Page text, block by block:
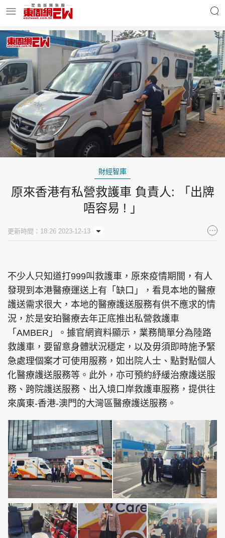
明星名人 時事財經
東周Ladies 優享生活
東周食玩通 會員活動
玄學靈異 東周專欄
東周刊 cazbuyer 東Touch
PCM 電腦廣場 星島頭條 星島日報
頭條日報 星島環球 The Standard
親子王 Oh!爸媽 JobMarket
頭條搵工 EDUPLUS
財經智庫
原來香港有私營救護車 負責人: 「出牌
唔容易 ! 」
更新時間：18:26 2023-12-13
不少人只知道打999叫救護車，原來疫情期間，有人
發現到本港醫療運送上有「缺口」，看見本地的醫療
護送需求很大，本地的醫療護送服務有供不應求的情
況，於是安珀醫療去年正底推出私營救護車
「AMBER」。據官網資料顯示，業務簡單分為陸路
救護車，要留意身體狀況穩定，以及毋須即時施予緊
急處理個案才可使用服務，如出院人士、點對點個人
化醫療護送服務等。此外，亦可預約紓緩治療護送服
務、跨院護送服務、出入境口岸救護車服務，提供往
來廣東-香港-澳門的大灣區醫療護送服務。